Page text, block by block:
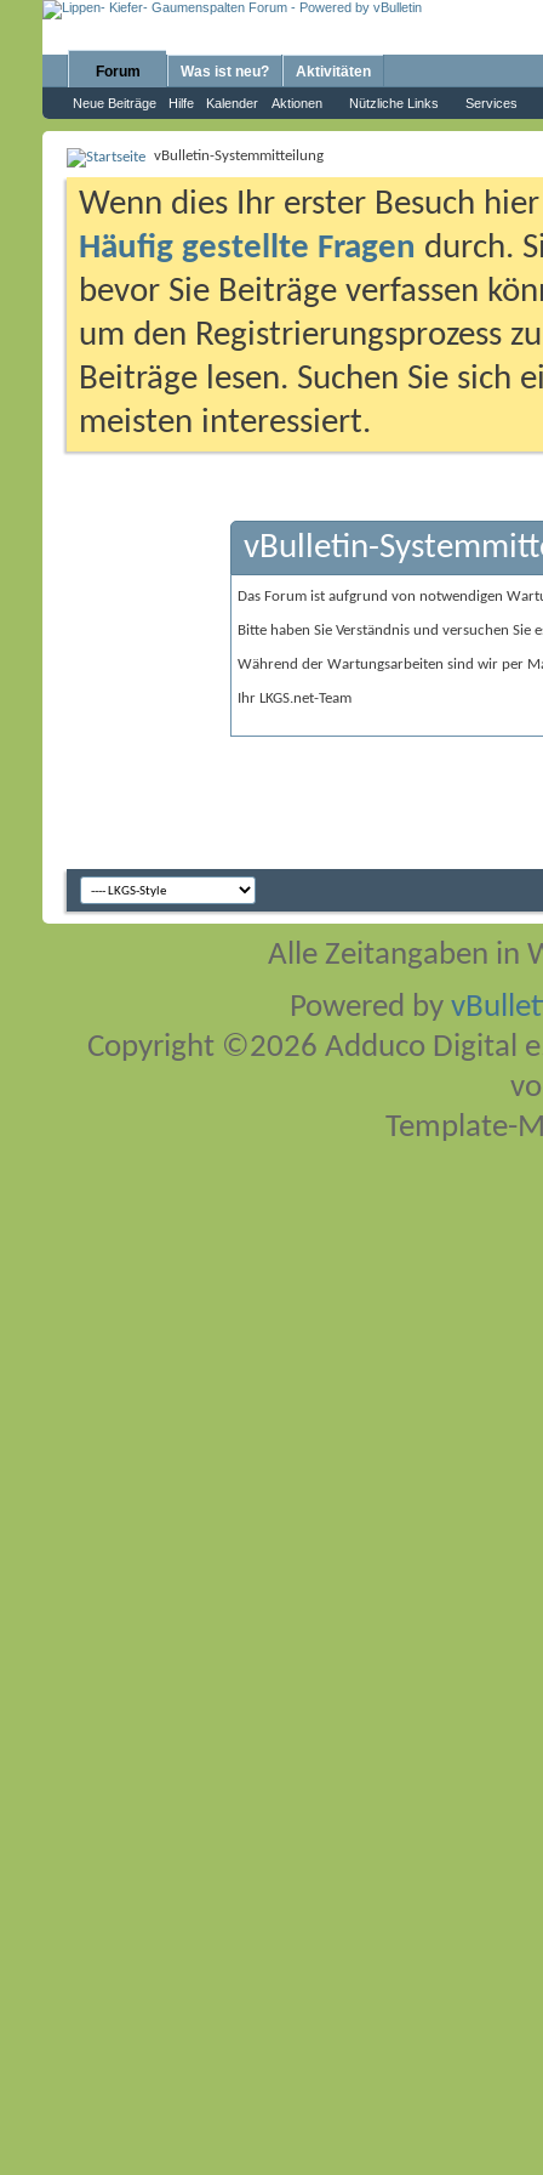
Forum
Neue Beiträge Hilfe Kalender Aktionen Nützliche Links Services
Was ist neu? Aktivitäten
vBulletin-Systemmitteilung
Wenn dies Ihr erster Besuch
Häufig gestellte Fragen durch.
bevor Sie Beiträge verfassen
um den Registrierungsprozess
Beiträge lesen. Suchen Sie sich
meisten interessiert.
vBulletin-
Das Forum ist aufgrund von notwendigen
Bitte haben Sie Verständnis und versuchen Sie
Während der Wartungsarbeiten sind wir per
Ihr LKGS.net-Team
Alle Zeitangaben in
Powered by
Copyright ©2026 Adduco Digital
Template-